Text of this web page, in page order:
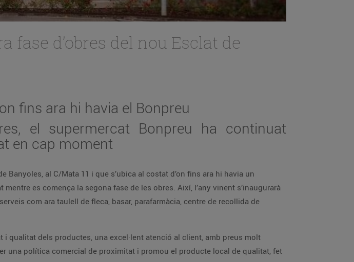
d’obres del nou Esclat de
fins ara hi havia el Bonpreu
el supermercat Bonpreu ha continuat
en cap moment
al C/Mata 11 i que s’ubica al costat d’on fins ara hi havia un
es comença la segona fase de les obres. Així, l’any vinent s’inaugurarà
com ara taulell de fleca, basar, parafarmàcia, centre de recollida de
qualitat dels productes, una excel·lent atenció al client, amb preus molt
una política comercial de proximitat i promou el producte local de qualitat, fet